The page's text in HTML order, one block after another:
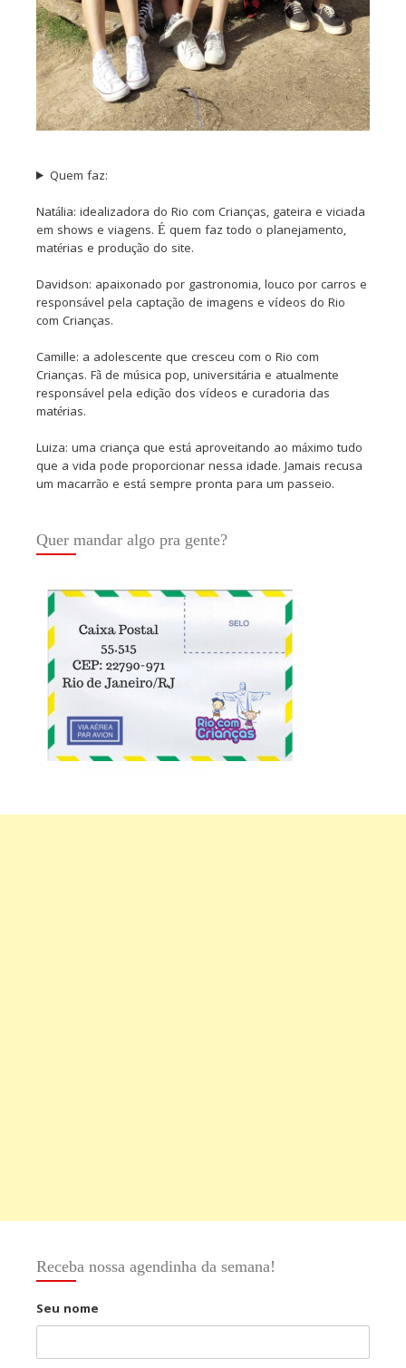
Quem faz:
Natália: idealizadora do Rio com Crianças, gateira e viciada
em shows e viagens. É quem faz todo o planejamento,
matérias e produção do site.
Davidson: apaixonado por gastronomia, louco por carros e
responsável pela captação de imagens e vídeos do Rio
com Crianças.
Camille: a adolescente que cresceu com o Rio com
Crianças. Fã de música pop, universitária e atualmente
responsável pela edição dos vídeos e curadoria das
matérias.
Luiza: uma criança que está aproveitando ao máximo tudo
que a vida pode proporcionar nessa idade. Jamais recusa
um macarrão e está sempre pronta para um passeio.
Quer mandar algo pra gente?
Receba nossa agendinha da semana!
Seu nome